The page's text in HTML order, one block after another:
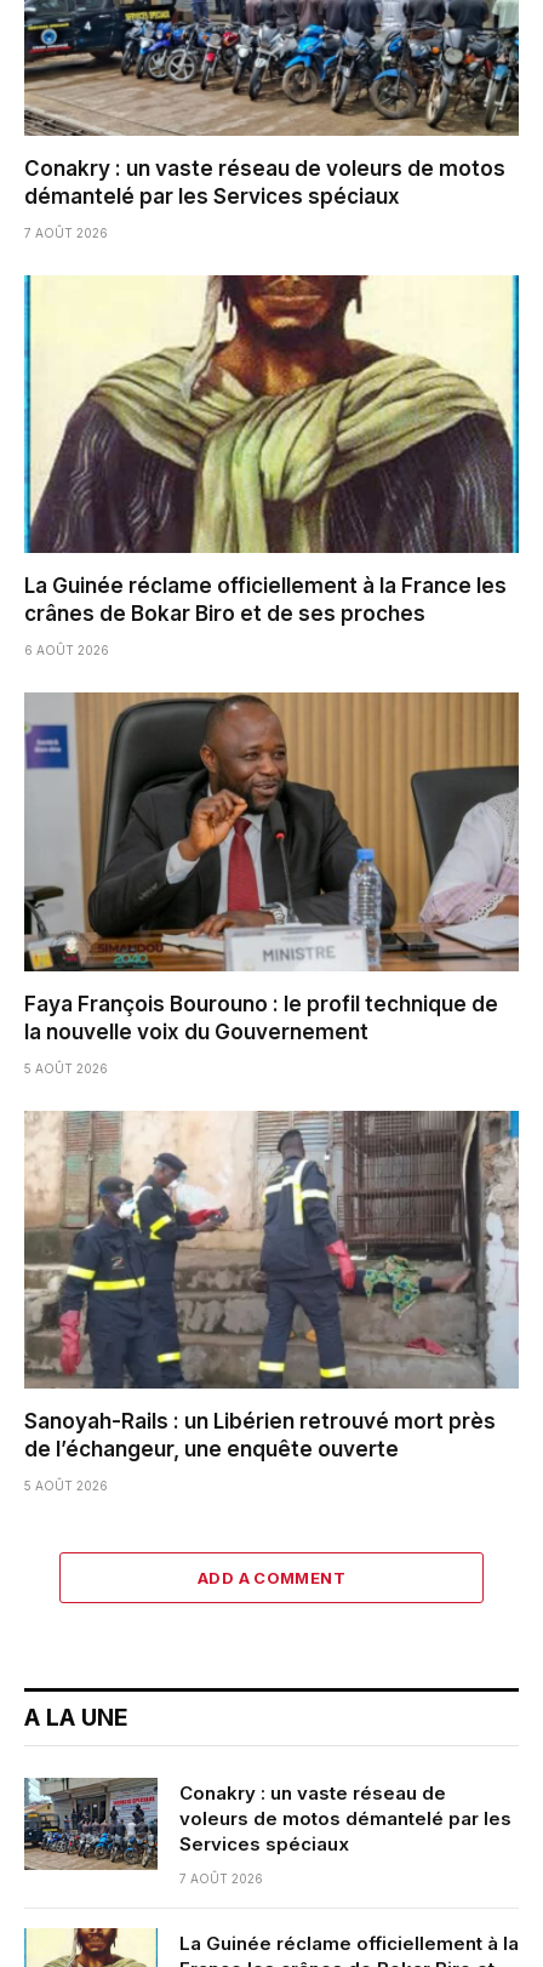
Conakry : un vaste réseau de voleurs de motos
démantelé par les Services spéciaux
7 AOÛT 2026
La Guinée réclame officiellement à la France les
crânes de Bokar Biro et de ses proches
6 AOÛT 2026
Faya François Bourouno : le profil technique de
la nouvelle voix du Gouvernement
5 AOÛT 2026
Sanoyah-Rails : un Libérien retrouvé mort près
de l’échangeur, une enquête ouverte
5 AOÛT 2026
ADD A COMMENT
A LA UNE
Conakry : un vaste réseau de
voleurs de motos démantelé par les
Services spéciaux
7 AOÛT 2026
La Guinée réclame officiellement à la